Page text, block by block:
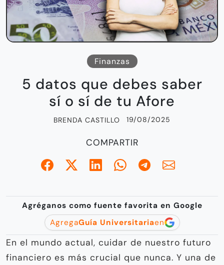
Finanzas
5 datos que debes saber
sí o sí de tu Afore
BRENDA CASTILLO 19/08/2025
COMPARTIR
Agréganos como fuente favorita en Google
AgregaGuía Universitariaen
En el mundo actual, cuidar de nuestro futuro
financiero es más crucial que nunca. Y una de